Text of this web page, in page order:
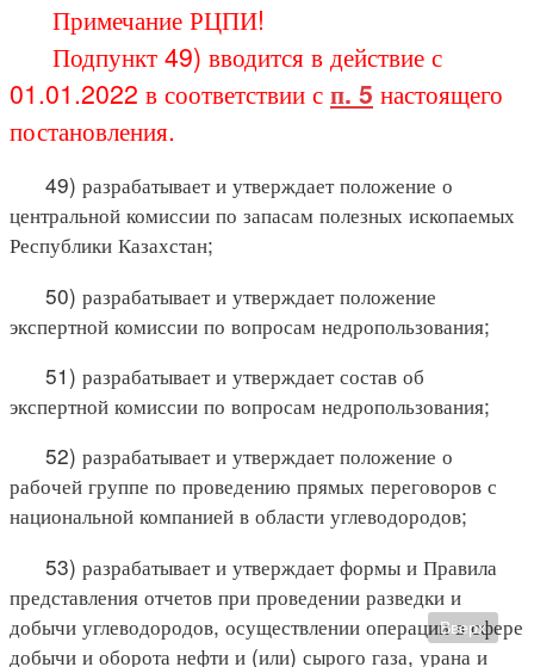
Примечание РЦПИ!
Подпункт 49) вводится в действие с
01.01.2022 в соответствии с п. 5 настоящего
постановления.
49) разрабатывает и утверждает положение о
центральной комиссии по запасам полезных ископаемых
Республики Казахстан;
50) разрабатывает и утверждает положение
экспертной комиссии по вопросам недропользования;
51) разрабатывает и утверждает состав об
экспертной комиссии по вопросам недропользования;
52) разрабатывает и утверждает положение о
рабочей группе по проведению прямых переговоров с
национальной компанией в области углеводородов;
53) разрабатывает и утверждает формы и Правила
представления отчетов при проведении разведки и
добычи углеводородов, осуществлении операции в сфере
добычи и оборота нефти и (или) сырого газа, урана и
Вверх